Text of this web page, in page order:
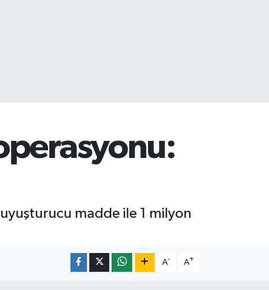
madde ile 1 milyon
A- A+